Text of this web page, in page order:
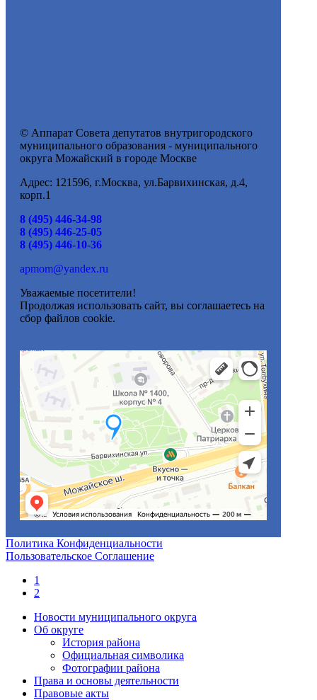
© Аппарат Совета депутатов внутригородского
муниципального образования - муниципального
округа Можайский в городе Москве
Адрес: 121596, г.Москва, ул.Барвихинская, д.4,
корп.1
8 (495) 446-34-98
8 (495) 446-25-05
8 (495) 446-10-36
apmom@yandex.ru
Уважаемые посетители!
Продолжая использовать сайт, вы соглашаетесь на
сбор файлов cookie.
Политика Конфиденциальности
Пользовательское Соглашение
1
2
Новости муниципального округа
Об округе
История района
Официальная символика
Фотографии района
Права и основы деятельности
Правовые акты